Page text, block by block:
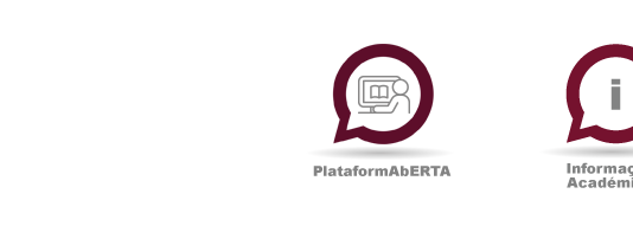
PlataformAberta